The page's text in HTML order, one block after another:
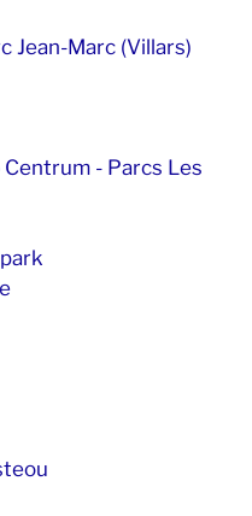
Jean-Marc (Villars)
- Parcs Les